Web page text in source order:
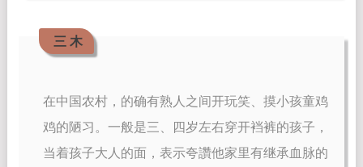
三 木
在中国农村，的确有熟人之间开玩笑、摸小孩童鸡
鸡的陋习。一般是三、四岁左右穿开裆裤的孩子，
当着孩子大人的面，表示夸讚他家里有继承血脉的